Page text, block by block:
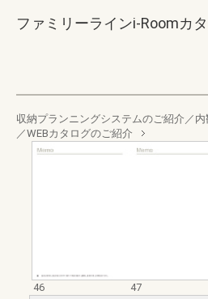
ファミリーラインi-Roomカ
収納プランニングシステムのご紹介／
／WEBカタログのご紹介
46
47